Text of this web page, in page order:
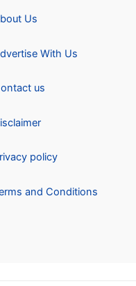
About Us
Advertise With Us
Contact us
Disclaimer
Privacy policy
Terms and Conditions